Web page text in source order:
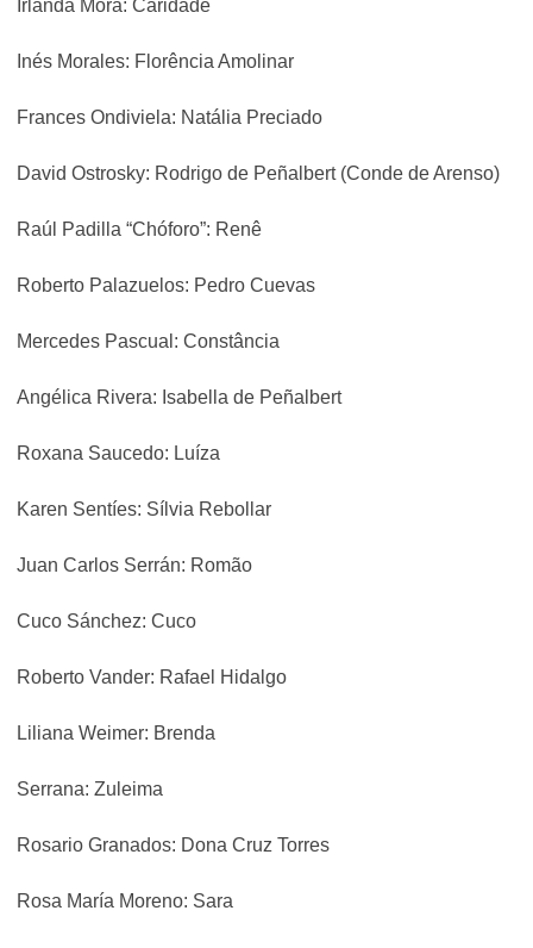
Irlanda Mora: Caridade
Inés Morales: Florência Amolinar
Frances Ondiviela: Natália Preciado
David Ostrosky: Rodrigo de Peñalbert (Conde de Arenso)
Raúl Padilla “Chóforo”: Renê
Roberto Palazuelos: Pedro Cuevas
Mercedes Pascual: Constância
Angélica Rivera: Isabella de Peñalbert
Roxana Saucedo: Luíza
Karen Sentíes: Sílvia Rebollar
Juan Carlos Serrán: Romão
Cuco Sánchez: Cuco
Roberto Vander: Rafael Hidalgo
Liliana Weimer: Brenda
Serrana: Zuleima
Rosario Granados: Dona Cruz Torres
Rosa María Moreno: Sara